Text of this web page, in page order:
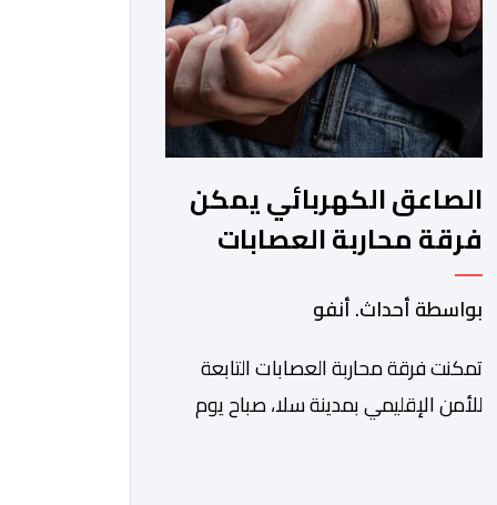
الصاعق الكهربائي يمكن
فرقة محاربة العصابات
بسلا من توقيف شخص
هائج وخطر
بواسطة أحداث. أنفو
تمكنت فرقة محاربة العصابات التابعة
للأمن الإقليمي بمدينة سلا، صباح يوم